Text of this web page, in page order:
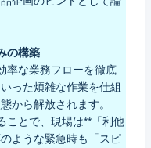
の構築
率な業務フローを徹底
った煩雑な作業を仕組
から解放されます。
ことで、現場は**「利他
ような緊急時も「スピ